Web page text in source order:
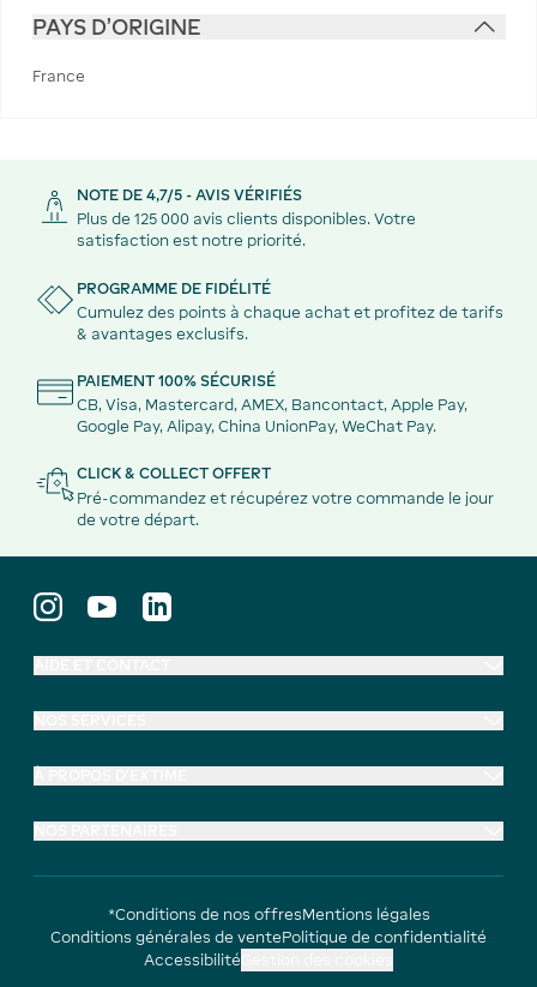
PAYS D'ORIGINE
France
NOTE DE 4,7/5 - AVIS VÉRIFIÉS
Plus de 125 000 avis clients disponibles. Votre
satisfaction est notre priorité.
PROGRAMME DE FIDÉLITÉ
Cumulez des points à chaque achat et profitez de tarifs
& avantages exclusifs.
PAIEMENT 100% SÉCURISÉ
CB, Visa, Mastercard, AMEX, Bancontact, Apple Pay,
Google Pay, Alipay, China UnionPay, WeChat Pay.
CLICK & COLLECT OFFERT
Pré-commandez et récupérez votre commande le jour
de votre départ.
*Conditions de nos offresMentions légales
Conditions générales de ventePolitique de confidentialité
Accessibilité